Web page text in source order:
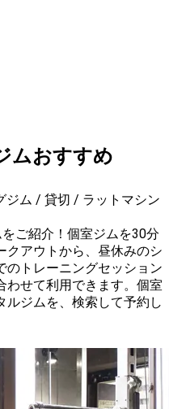
ムおすすめ
ジム / 貸切 / ラットマシン
ご紹介！個室ジムを30分
クアウトから、昼休みのシ
のトレーニングセッション
わせて利用できます。個室
ルジムを、検索して予約し